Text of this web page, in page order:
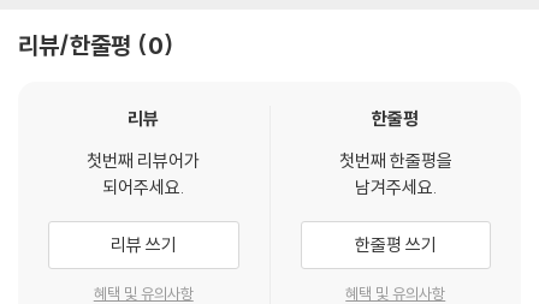
썩은 흙더미처럼 아무데나 널려 있었다. 다들 여기저기 타 지역이나 다른
드는 ‘왕의 남자’들도 있다. 그런가 하면 콘셉트가 언더웨어인 파티의 분위
야기도 빠지지 않는다.
6권 후반부의 몸을 사르며 학문에 정진하는 학자들의 일화는 그 열정이 대
단해서 섬뜩할 정도이다. 희고 두툼한 자신의 허벅지살에 경전을 베껴 적
는다거나, 등불의 기름이 떨어지자 자신의 골수를 대신 태우며 책을 읽는
데에 이르면 존경스러움을 넘어 엽기적으로 느껴진다. 또 깜깜한 밤중에도
옷을 척척 만들어 위 문제의 사랑을 독차지했던 바느질의 여신 설영운을
리뷰/한줄평 0
리뷰
첫번째 리뷰어가
되어주세요.
리뷰 쓰기
혜택 및 유의사항
한줄평
첫번째 한줄평을
남겨주세요.
한줄평 쓰기
혜택 및 유의사항